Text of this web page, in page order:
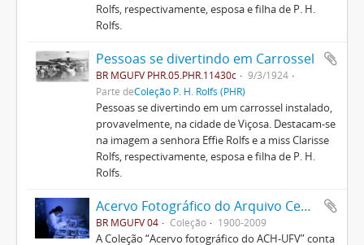
Rolfs, respectivamente, esposa e filha de P. H.
Rolfs.
Pessoas se divertindo em Carrossel
BR MGUFV PHR.05.PHR.11430c
9/3/1924
Parte deColeção P. H. Rolfs (PHR)
Pessoas se divertindo em um carrossel instalado,
provavelmente, na cidade de Viçosa. Destacam-se
na imagem a senhora Effie Rolfs e a miss Clarisse
Rolfs, respectivamente, esposa e filha de P. H.
Rolfs.
Acervo Fotográfico do Arquivo Central Histórico da UFV
BR MGUFV 04 Coleção 1900-2009
A Coleção “Acervo fotográfico do ACH-UFV” conta